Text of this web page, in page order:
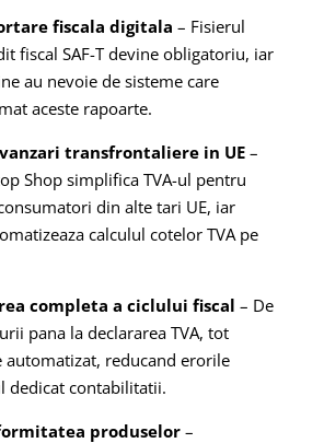
fiscala digitala – Fisierul
fiscal SAF-T devine obligatoriu, iar
au nevoie de sisteme care
aceste rapoarte.
transfrontaliere in UE–
Shop simplifica TVA-ul pentru
din alte tari UE, iar
calculul cotelor TVA pe
completa a ciclului fiscal – De
pana la declararea TVA, tot
automatizat, reducand erorile
dedicat contabilitatii.
produselor–